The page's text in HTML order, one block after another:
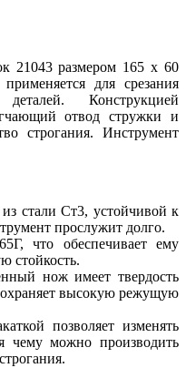
21043 размером 165 х 60
для срезания
Конструкцией
отвод стружки и
строгания. Инструмент
стали Ст3, устойчивой к
прослужит долго.
что обеспечивает ему
стойкость.
нож имеет твердость
высокую режущую
позволяет изменять
чему можно производить